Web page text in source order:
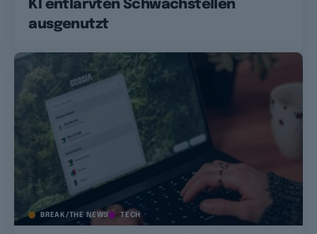
KI entlarvten Schwachstellen
ausgenutzt
BREAK/THE NEWS TECH